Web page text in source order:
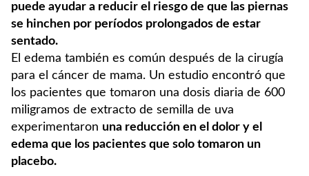
puede ayudar a reducir el riesgo de que las piernas
se hinchen por períodos prolongados de estar
sentado.
El edema también es común después de la cirugía
para el cáncer de mama. Un estudio encontró que
los pacientes que tomaron una dosis diaria de 600
miligramos de extracto de semilla de uva
experimentaron una reducción en el dolor y el
edema que los pacientes que solo tomaron un
placebo.